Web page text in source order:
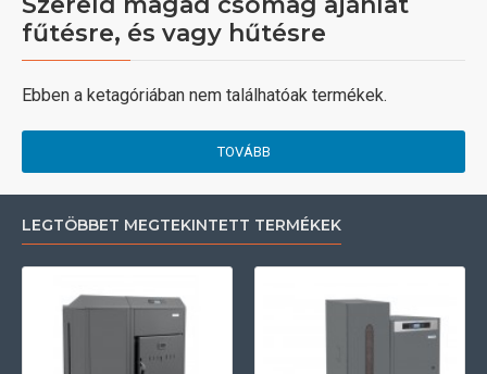
fűtésre, és vagy hűtésre
Ebben a ketagóriában nem találhatóak termékek.
TOVÁBB
LEGTÖBBET MEGTEKINTETT TERMÉKEK